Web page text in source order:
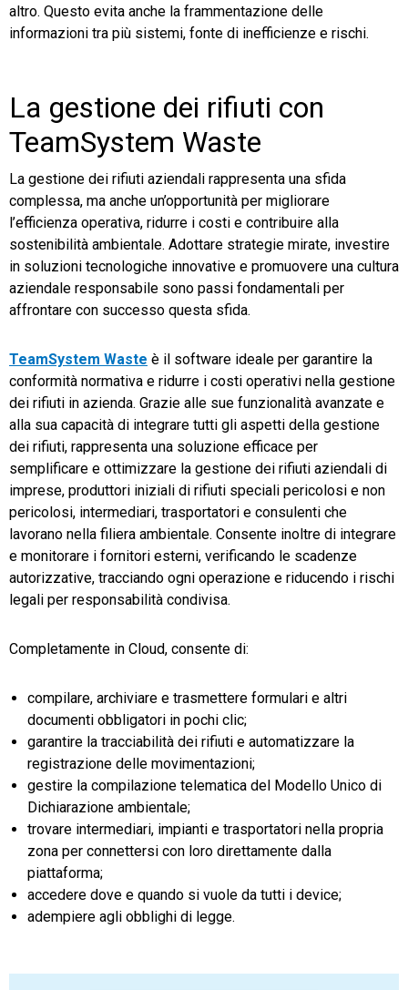
altro. Questo evita anche la frammentazione delle
informazioni tra più sistemi, fonte di inefficienze e rischi.
La gestione dei rifiuti con
TeamSystem Waste
La gestione dei rifiuti aziendali rappresenta una sfida
complessa, ma anche un’opportunità per migliorare
l’efficienza operativa, ridurre i costi e contribuire alla
sostenibilità ambientale. Adottare strategie mirate, investire
in soluzioni tecnologiche innovative e promuovere una cultura
aziendale responsabile sono passi fondamentali per
affrontare con successo questa sfida.
TeamSystem Waste è il software ideale per garantire la
conformità normativa e ridurre i costi operativi nella gestione
dei rifiuti in azienda. Grazie alle sue funzionalità avanzate e
alla sua capacità di integrare tutti gli aspetti della gestione
dei rifiuti, rappresenta una soluzione efficace per
semplificare e ottimizzare la gestione dei rifiuti aziendali di
imprese, produttori iniziali di rifiuti speciali pericolosi e non
pericolosi, intermediari, trasportatori e consulenti che
lavorano nella filiera ambientale. Consente inoltre di integrare
e monitorare i fornitori esterni, verificando le scadenze
autorizzative, tracciando ogni operazione e riducendo i rischi
legali per responsabilità condivisa.
Completamente in Cloud, consente di:
compilare, archiviare e trasmettere formulari e altri
documenti obbligatori in pochi clic;
garantire la tracciabilità dei rifiuti e automatizzare la
registrazione delle movimentazioni;
gestire la compilazione telematica del Modello Unico di
Dichiarazione ambientale;
trovare intermediari, impianti e trasportatori nella propria
zona per connettersi con loro direttamente dalla
piattaforma;
accedere dove e quando si vuole da tutti i device;
adempiere agli obblighi di legge.